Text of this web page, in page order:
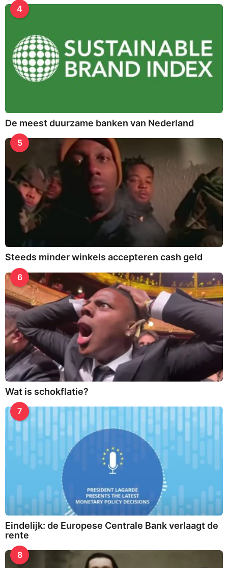
4
De meest duurzame banken van Nederland
5
Steeds minder winkels accepteren cash geld
6
Wat is schokflatie?
7
Eindelijk: de Europese Centrale Bank verlaagt de
rente
8